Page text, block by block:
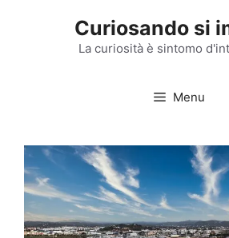
Curiosando si
La curiosità è sintomo
Menu